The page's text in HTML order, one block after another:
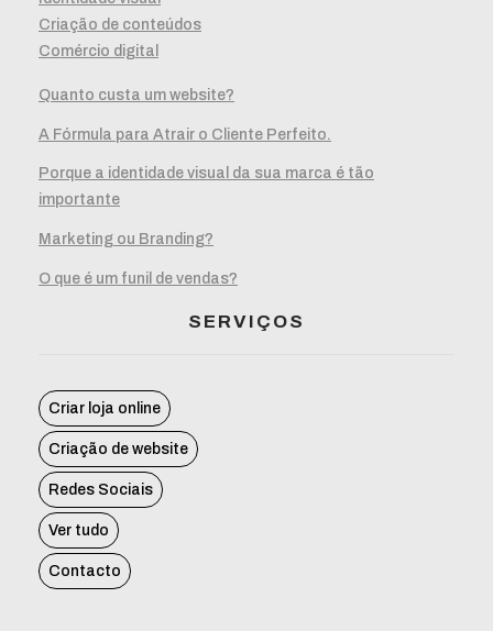
Criação de conteúdos
Comércio digital
Quanto custa um website?
A Fórmula para Atrair o Cliente Perfeito.
Porque a identidade visual da sua marca é tão
importante
Marketing ou Branding?
O que é um funil de vendas?
SERVIÇOS
Criar loja online
Criação de website
Redes Sociais
Ver tudo
Contacto